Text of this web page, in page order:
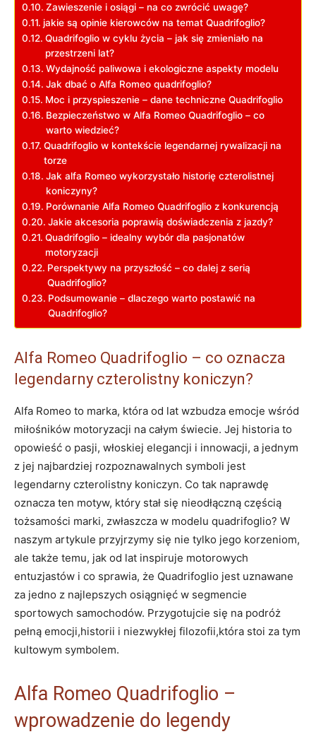
Zawieszenie i ​osiągi ⁣– na co zwrócić uwagę?
jakie‍ są ‍opinie ⁣kierowców na temat Quadrifoglio?
Quadrifoglio w cyklu życia – jak się zmieniało na
przestrzeni⁤ lat?
Wydajność paliwowa ⁣i ekologiczne aspekty ⁣modelu
Jak dbać o Alfa ‍Romeo quadrifoglio?
Moc ⁢i ‍przyspieszenie – dane techniczne Quadrifoglio
Bezpieczeństwo ⁣w‌ Alfa Romeo Quadrifoglio – co
warto wiedzieć?
Quadrifoglio w kontekście legendarnej rywalizacji ⁤na
torze
Jak alfa Romeo⁢ wykorzystało‌ historię czterolistnej
koniczyny?
Porównanie Alfa​ Romeo‍ Quadrifoglio⁢ z konkurencją
Jakie akcesoria⁣ poprawią doświadczenia z jazdy?
Quadrifoglio – idealny ⁣wybór dla pasjonatów
motoryzacji
Perspektywy na przyszłość ⁣– co dalej z serią
Quadrifoglio?
Podsumowanie – dlaczego warto postawić na
‌Quadrifoglio?
Alfa Romeo ⁢Quadrifoglio – ‍co⁢ oznacza
legendarny czterolistny koniczyn?
Alfa​ Romeo to marka, która od‌ lat wzbudza emocje ⁢wśród
miłośników motoryzacji na całym świecie. Jej historia ⁢to
opowieść o pasji, włoskiej elegancji i⁤ innowacji,⁣ a jednym
z jej najbardziej rozpoznawalnych symboli​ jest‌
legendarny czterolistny koniczyn. Co tak naprawdę
⁤oznacza ⁤ten motyw, który stał się ‍nieodłączną ‍częścią
tożsamości marki, ‍zwłaszcza w‌ modelu quadrifoglio? W
naszym artykule przyjrzymy się nie tylko jego korzeniom,⁤
ale także temu, jak od lat inspiruje motorowych⁢
entuzjastów i co sprawia, ​że Quadrifoglio​ jest uznawane
za jedno‍ z najlepszych osiągnięć w segmencie
sportowych samochodów. Przygotujcie się na‌ podróż
pełną emocji,historii‍ i ⁣niezwykłej filozofii,która ⁣stoi za tym⁣
kultowym symbolem.
Alfa Romeo Quadrifoglio ⁤–
wprowadzenie do ⁣legendy